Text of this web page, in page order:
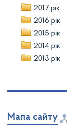
2017 рік
2016 рік
2015 рік
2014 рік
2013 рік
Мапа сайту